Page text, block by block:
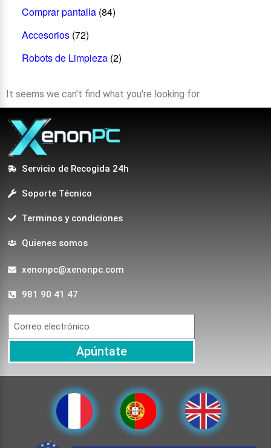
Comprar pantalla (84)
Accesorios (72)
Robots de Limpieza (2)
It seems we can't find what you're looking for.
Servicio de Recogida 24h
Soporte Técnico
Terminos y condiciones
Quienes somos
xenonpc@xenonpc.com
981 90 41 47
Apúntate